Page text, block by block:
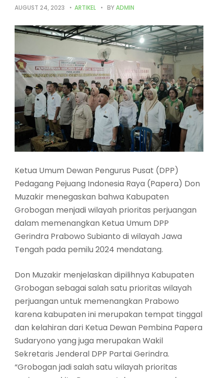
AUGUST 24, 2023 ARTIKEL BYADMIN
Ketua Umum Dewan Pengurus Pusat (DPP)
Pedagang Pejuang Indonesia Raya (Papera) Don
Muzakir menegaskan bahwa Kabupaten
Grobogan menjadi wilayah prioritas perjuangan
dalam memenangkan Ketua Umum DPP
Gerindra Prabowo Subianto di wilayah Jawa
Tengah pada pemilu 2024 mendatang.
Don Muzakir menjelaskan dipilihnya Kabupaten
Grobogan sebagai salah satu prioritas wilayah
perjuangan untuk memenangkan Prabowo
karena kabupaten ini merupakan tempat tinggal
dan kelahiran dari Ketua Dewan Pembina Papera
Sudaryono yang juga merupakan Wakil
Sekretaris Jenderal DPP Partai Gerindra.
“Grobogan jadi salah satu wilayah prioritas